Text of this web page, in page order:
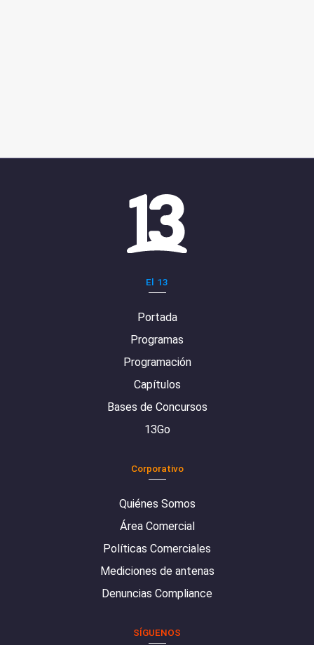
El 13
Portada
Programas
Programación
Capítulos
Bases de Concursos
13Go
Corporativo
Quiénes Somos
Área Comercial
Políticas Comerciales
Mediciones de antenas
Denuncias Compliance
SÍGUENOS